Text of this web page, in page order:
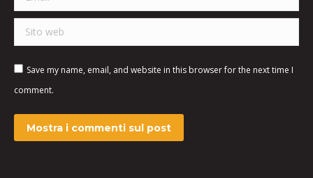
Sito web
Save my name, email, and website in this browser for the next time I
comment.
Mostra i commenti sul post